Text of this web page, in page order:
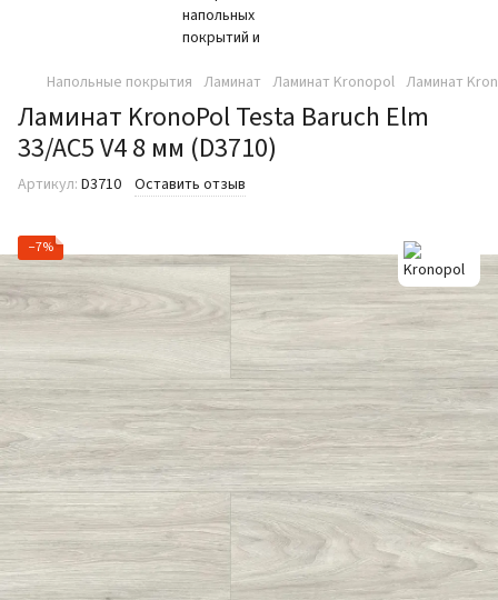
Напольные покрытия Ламинат Ламинат Kronopol Ламинат
Ламинат KronoPol Testa Baruch Elm
33/AC5 V4 8 мм (D3710)
Артикул: D3710 Оставить отзыв
−7%